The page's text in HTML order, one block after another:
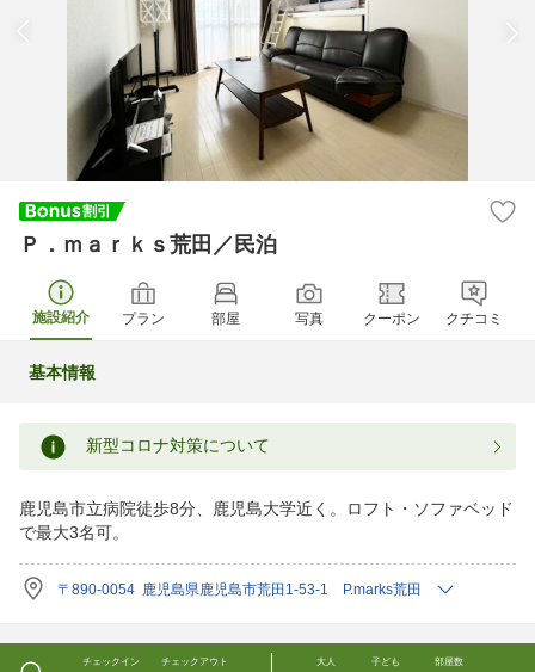
Ｐ．ｍａｒｋｓ荒田／民泊
施設紹介 プラン 部屋 写真 クーポン クチコミ
基本情報
新型コロナ対策について
鹿児島市立病院徒歩8分、鹿児島大学近く。ロフト・ソファベッド
で最大3名可。
〒890-0054 鹿児島県鹿児島市荒田1-53-1 P.marks荒田
チェックイン チェックアウト 大人 子ども 部屋数